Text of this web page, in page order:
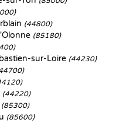
(44800)
(85180)
sur-Loire (44230)
(44220)
(85300)
(85600)